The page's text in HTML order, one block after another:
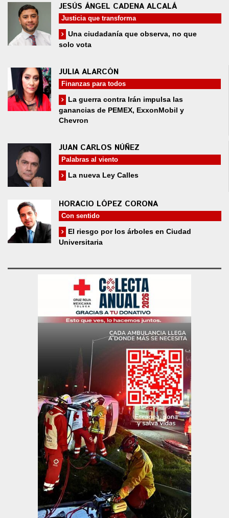
JESÚS ÁNGEL CADENA ALCALÁ
Justicia que transforma
Una ciudadanía que observa, no que
solo vota
JULIA ALARCÓN
Finanzas para todos
La guerra contra Irán impulsa las
ganancias de PEMEX, ExxonMobil y
Chevron
JUAN CARLOS NÚÑEZ
Palabras al viento
La nueva Ley Calles
HORACIO LÓPEZ CORONA
Con sentido
El riesgo por los árboles en Ciudad
Universitaria